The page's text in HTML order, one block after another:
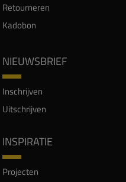
Retourneren
Kadobon
NIEUWSBRIEF
Inschrijven
Uitschrijven
INSPIRATIE
Projecten